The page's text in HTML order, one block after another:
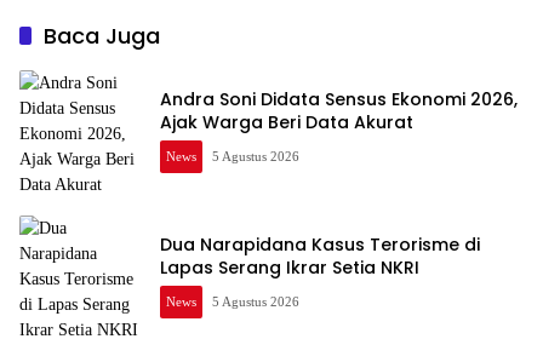
Baca Juga
Andra Soni Didata Sensus Ekonomi 2026,
Ajak Warga Beri Data Akurat
News 5 Agustus 2026
Dua Narapidana Kasus Terorisme di
Lapas Serang Ikrar Setia NKRI
News 5 Agustus 2026